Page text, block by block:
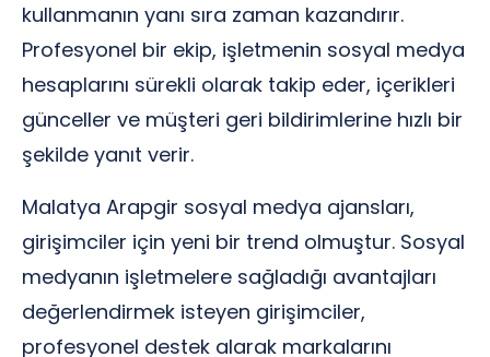
kullanmanın yanı sıra zaman kazandırır.
Profesyonel bir ekip, işletmenin sosyal medya
hesaplarını sürekli olarak takip eder, içerikleri
günceller ve müşteri geri bildirimlerine hızlı bir
şekilde yanıt verir.
Malatya Arapgir sosyal medya ajansları,
girişimciler için yeni bir trend olmuştur. Sosyal
medyanın işletmelere sağladığı avantajları
değerlendirmek isteyen girişimciler,
profesyonel destek alarak markalarını